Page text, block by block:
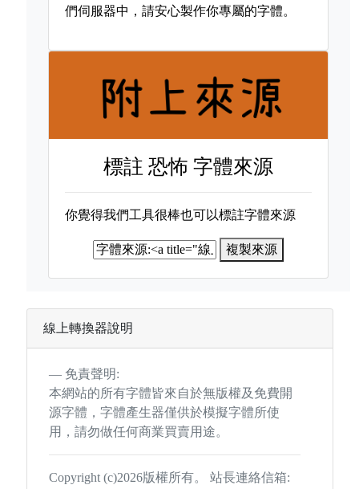
們伺服器中，請安心製作你專屬的字體。
標註恐怖 字體來源
你覺得我們工具很棒也可以標註字體來源
複製來源
線上轉換器說明
免責聲明:
本網站的所有字體皆來自於無版權及免費開
源字體，字體產生器僅供於模擬字體所使
用，請勿做任何商業買賣用途。
Copyright (c)2026版權所有。 站長連絡信箱: